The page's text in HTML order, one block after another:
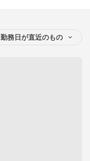
勤務日が直近のもの